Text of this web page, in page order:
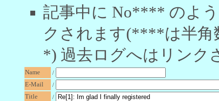
記事中に No**** のよ
クされます(****は半角
*) 過去ログへはリンク
Name
/
E-Mail
/
Title
/